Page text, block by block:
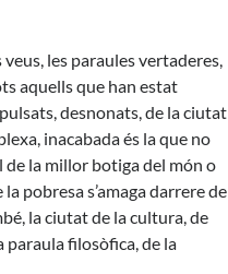
les paraules vertaderes,
aquells que han estat
desnonats, de la ciutat
inacabada és la que no
de la millor botiga del món o
pobresa s’amaga darrere de
la ciutat de la cultura, de
paraula filosòfica, de la